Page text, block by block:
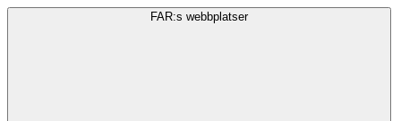
FAR:s webbplatser